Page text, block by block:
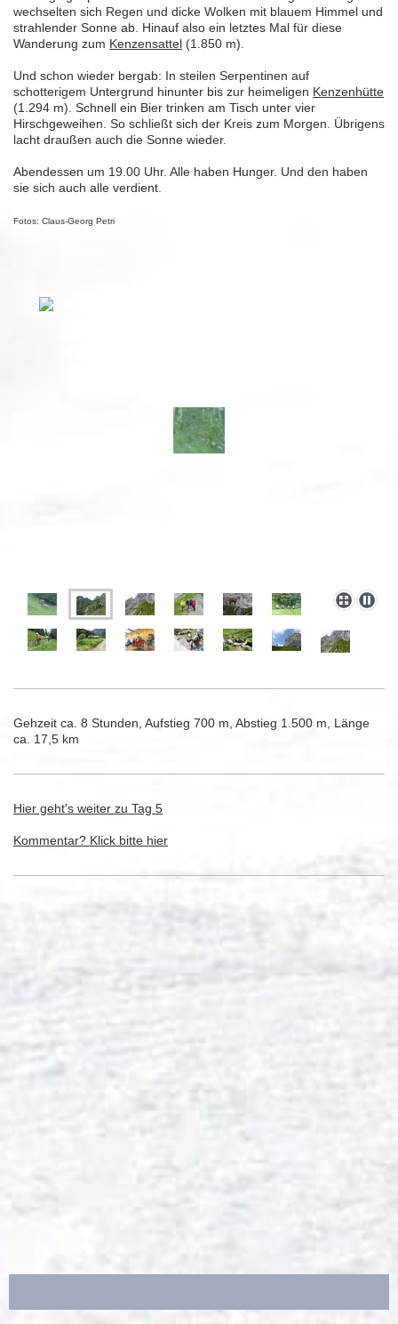
wechselten sich Regen und dicke Wolken mit blauem Himmel und
strahlender Sonne ab. Hinauf also ein letztes Mal für diese
Wanderung zum Kenzensattel (1.850 m).
Und schon wieder bergab: In steilen Serpentinen auf
schotterigem Untergrund hinunter bis zur heimeligen Kenzenhütte
(1.294 m). Schnell ein Bier trinken am Tisch unter vier
Hirschgeweihen. So schließt sich der Kreis zum Morgen. Übrigens
lacht draußen auch die Sonne wieder.
Abendessen um 19.00 Uhr. Alle haben Hunger. Und den haben
sie sich auch alle verdient.
Fotos: Claus-Georg Petri
Gehzeit ca. 8 Stunden, Aufstieg 700 m, Abstieg 1.500 m, Länge
ca. 17,5 km
Hier geht's weiter zu Tag 5
Kommentar? Klick bitte hier